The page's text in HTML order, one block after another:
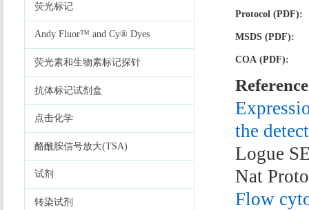
荧光标记
Andy Fluor™ and Cy® Dyes
荧光素和生物素标记探针
抗体标记试剂盒
点击化学
酪酰胺信号放大(TSA)
试剂
转染试剂
Protocol (PDF):
MSDS (PDF):
COA (PDF):
Reference
the
Logue
Nat
Flow